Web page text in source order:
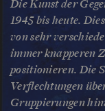
Die Kunst der
1945 bis heute.
von sehr
immer knapperen
positionieren. Die
Verflechtungen
Gruppierungen